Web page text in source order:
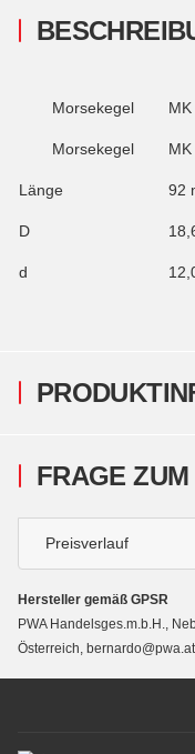
Morsekegel MK
Morsekegel MK
Länge 92
D
d
FRAGE
Preisverlauf
Hersteller gemäß GPSR
PWA Handelsges.m.b.H.,
Österreich, bernardo@pwa.at